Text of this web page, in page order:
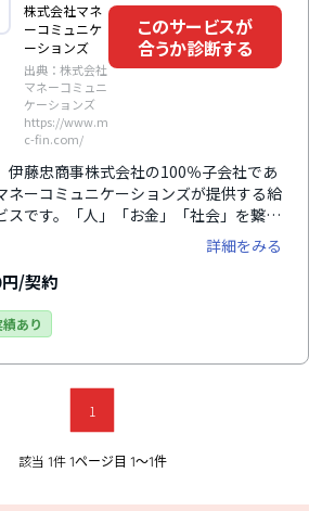
株式会社マネ
ーコミュニケ
ーションズ
出典：株式会社
マネーコミュニ
ケーションズ
https://www.m
c-fin.com/
このサービスが
合うか診断する
伊藤忠商事株式会社の100％子会社であ
ネーコミュニケーションズが提供する給
スです。「人」「お金」「社会」を繋ぐ
ションとして、給料日を待たずに働いた
取ることができ、求人応募数向上と従業
に貢献します。「立替払い型プラン」
も考慮するなど、多様な企業ニーズに応
作方法はいたってシンプル。スマートフ
いつでも申請でき、「立替払い型プラ
金も可能です。
詳細をみる
円/契約
あり
1
該当 1件 1ページ目 1〜1件